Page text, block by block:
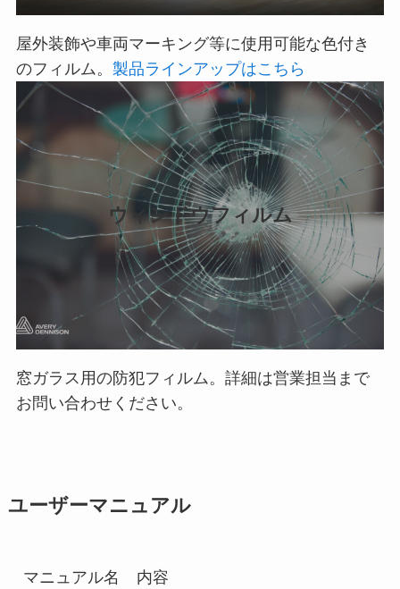
屋外装飾や車両マーキング等に使用可能な色付き
のフィルム。 製品ラインアップはこちら
ウィンドウフィルム
窓ガラス用の防犯フィルム。詳細は営業担当まで
お問い合わせください。
ユーザーマニュアル
マニュアル名 内容